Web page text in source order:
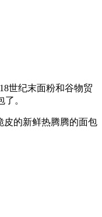
世纪末面粉和谷物贸
。
皮的新鲜热腾腾的面包